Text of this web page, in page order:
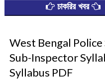
চাকরির খবর
West Bengal
Sub-Inspector
Syllabus PDF